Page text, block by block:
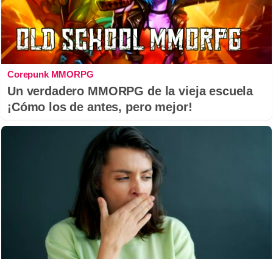
Corepunk MMORPG
Un verdadero MMORPG de la vieja escuela
¡Cómo los de antes, pero mejor!